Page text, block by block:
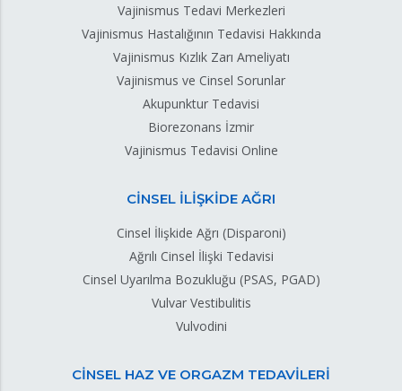
Vajinismus Tedavi Merkezleri
Vajinismus Hastalığının Tedavisi Hakkında
Vajinismus Kızlık Zarı Ameliyatı
Vajinismus ve Cinsel Sorunlar
Akupunktur Tedavisi
Biorezonans İzmir
Vajinismus Tedavisi Online
CİNSEL İLİŞKİDE AĞRI
Cinsel İlişkide Ağrı (Disparoni)
Ağrılı Cinsel İlişki Tedavisi
Cinsel Uyarılma Bozukluğu (PSAS, PGAD)
Vulvar Vestibulitis
Vulvodini
CİNSEL HAZ VE ORGAZM TEDAVİLERİ